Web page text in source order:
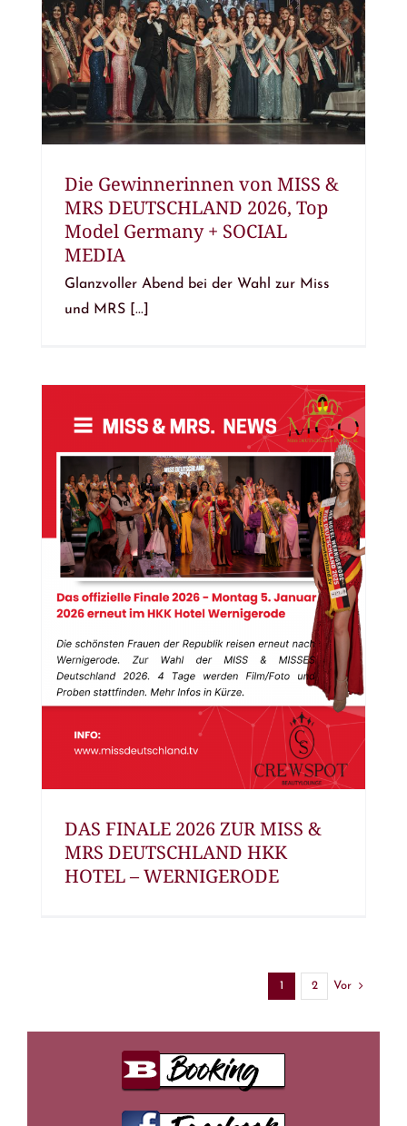
Die Gewinnerinnen von MISS &
MRS DEUTSCHLAND 2026, Top
Model Germany + SOCIAL
MEDIA
Glanzvoller Abend bei der Wahl zur Miss
und MRS [...]
DAS FINALE 2026 ZUR MISS &
MRS DEUTSCHLAND HKK
HOTEL – WERNIGERODE
1 2 Vor